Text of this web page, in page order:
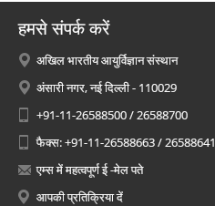
हमसे संपर्क करें
अखिल भारतीय आयुर्विज्ञान संस्थान
अंसारी नगर, नई दिल्ली - 110029
+91-11-26588500 / 26588700
फैक्स: +91-11-26588663 / 26588641
एम्स में महत्वपूर्ण ई -मेल पते
आपकी प्रतिक्रिया दें